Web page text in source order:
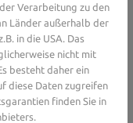
wirkt sich ein Mangel
des Menschen
plötzlich
leidet, sollte
D-Mangel vorliegt.
leidet bei
Verarbeitung zu den
Länder außerhalb der
in die USA. Das
nicht mit
besteht daher ein
diese Daten zugreifen
finden Sie in